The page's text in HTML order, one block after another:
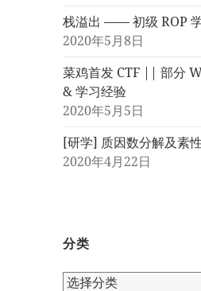
栈溢出 —— 初级 ROP
2020年5月8日
菜鸡首发 CTF || 部分
& 学习经验
2020年5月5日
[研学] 质因数分解及素
2020年4月22日
分类
分